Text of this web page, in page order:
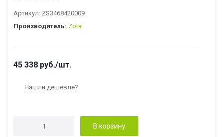
Артикул: ZS3468420009
Производитель: Zota
45 338 руб./шт.
Нашли дешевле?
В корзину